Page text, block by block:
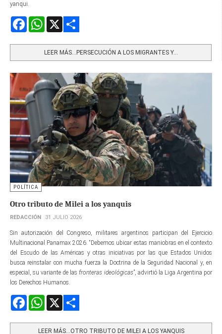
yanqui.
FacebookWhatsApp
LEER MÁS…PERSECUCIÓN A LOS MIGRANTES Y...
POLÍTICA
Otro tributo de Milei a los yanquis
REDACCIÓN 31 JULIO 2026
Sin autorización del Congreso, militares argentinos participan del Ejercicio
Multinacional Panamax 2026. “Debemos ubicar estas maniobras en el contexto
del Escudo de las Américas y otras iniciativas por las que Estados Unidos
busca reinstalar con mucha fuerza la Doctrina de la Seguridad Nacional y, en
especial, su variante de lasfronteras ideológicas”, advirtió la Liga Argentina por
los Derechos Humanos.
FacebookWhatsApp
LEER MÁS…OTRO TRIBUTO DE MILEI A LOS YANQUIS